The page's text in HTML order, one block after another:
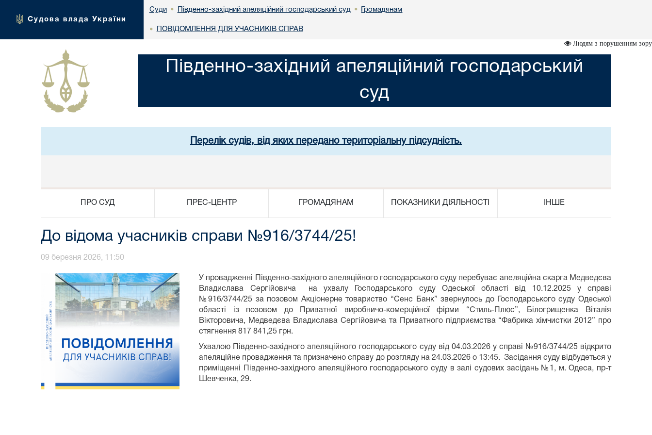
Судова влада України
Суди • Південно-західний апеляційний господарський суд • Громадянам
• ПОВІДОМЛЕННЯ ДЛЯ УЧАСНИКІВ СПРАВ
Людям з порушенням зору
Південно-західний апеляційний господарський
суд
Перелік судів, від яких передано територіальну підсудність.
ПРО СУД ПРЕС-ЦЕНТР ГРОМАДЯНАМ ПОКАЗНИКИ ДІЯЛЬНОСТІ ІНШЕ
До відома учасників справи №916/3744/25!
09 березня 2026, 11:50
У провадженні Південно-західного апеляційного господарського суду перебуває апеляційна скарга Медведєва
Владислава Сергійовича на ухвалу Господарського суду Одеської області від 10.12.2025 у справі
№916/3744/25 за позовом Акціонерне товариство “Сенс Банк” звернулось до Господарського суду Одеської
області із позовом до Приватної виробничо-комерційної фірми “Стиль-Плюс”, Білогрищенка Віталія
Вікторовича, Медведєва Владислава Сергійовича та Приватного підприємства “Фабрика хімчистки 2012” про
стягнення 817 841,25 грн.
Ухвалою Південно-західного апеляційного господарського суду від 04.03.2026 у справі №916/3744/25 відкрито
апеляційне провадження та призначено справу до розгляду на 24.03.2026 о 13:45. Засідання суду відбудеться у
приміщенні Південно-західного апеляційного господарського суду в залі судових засідань №1, м. Одеса, пр-т
Шевченка, 29.